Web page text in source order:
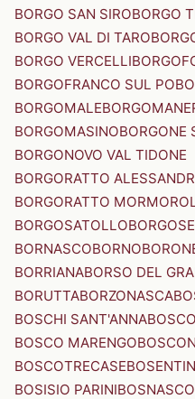
BORGO SAN SIROBORGO
BORGO VAL DI TARO
BORGO VERCELLI
BORGOFRANCO SUL PO
BORGOMALE
BORGOMASINOBORGONE
BORGONOVO VAL TIDONE
BORGORATTO
BORGORATTO
BORGOSATOLLO
BORNASCOBORNO
BORRIANABORSO DEL
BORUTTABORZONASCA
BOSCHI SANT'ANNA
BOSCO MARENGO
BOSCOTRECASE
BOSISIO PARINIBOSNASCO